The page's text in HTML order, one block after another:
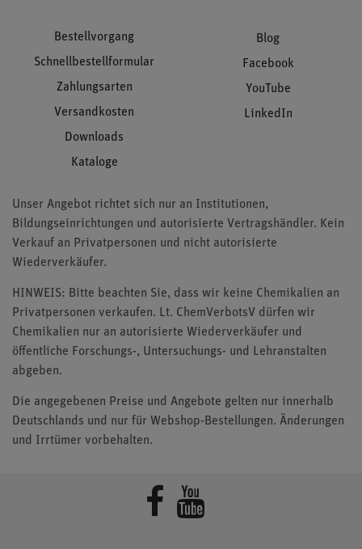
Bestellvorgang
Schnellbestellformular
Zahlungsarten
Versandkosten
Downloads
Kataloge
Blog
Facebook
YouTube
LinkedIn
Unser Angebot richtet sich nur an Institutionen,
Bildungseinrichtungen und autorisierte Vertragshändler. Kein
Verkauf an Privatpersonen und nicht autorisierte
Wiederverkäufer.
HINWEIS: Bitte beachten Sie, dass wir keine Chemikalien an
Privatpersonen verkaufen. Lt. ChemVerbotsV dürfen wir
Chemikalien nur an autorisierte Wiederverkäufer und
öffentliche Forschungs-, Untersuchungs- und Lehranstalten
abgeben.
Die angegebenen Preise und Angebote gelten nur innerhalb
Deutschlands und nur für Webshop-Bestellungen. Änderungen
und Irrtümer vorbehalten.